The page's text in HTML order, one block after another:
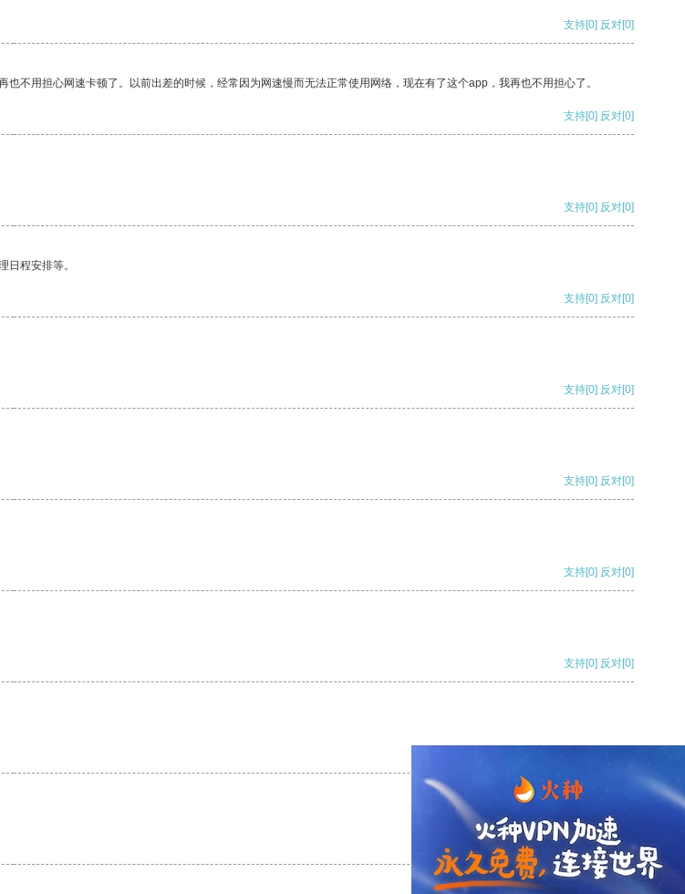
支持[0] 反对[0]
不用担心网速卡顿了。以前出差的时候，经常因为网速慢而无法正常使用网络，现在有了这个app，我再也不用担心了。
支持[0] 反对[0]
支持[0] 反对[0]
日程安排等。
支持[0] 反对[0]
支持[0] 反对[0]
支持[0] 反对[0]
支持[0] 反对[0]
支持[0] 反对[0]
支持 [0] 反对 [0]